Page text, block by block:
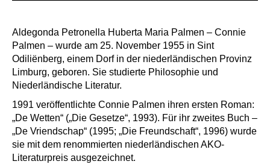
Aldegonda Petronella Huberta Maria Palmen – Connie
Palmen – wurde am 25. November 1955 in Sint
Odiliënberg, einem Dorf in der niederländischen Provinz
Limburg, geboren. Sie studierte Philosophie und
Niederländische Literatur.
1991 veröffentlichte Connie Palmen ihren ersten Roman:
„De Wetten“ („Die Gesetze“, 1993). Für ihr zweites Buch –
„De Vriendschap“ (1995; „Die Freundschaft“, 1996) wurde
sie mit dem renommierten niederländischen AKO-
Literaturpreis ausgezeichnet.